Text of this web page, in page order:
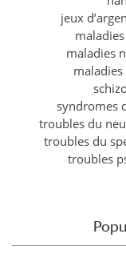
jeux
maladies
syndromes
troubles du
troubles du
troubles